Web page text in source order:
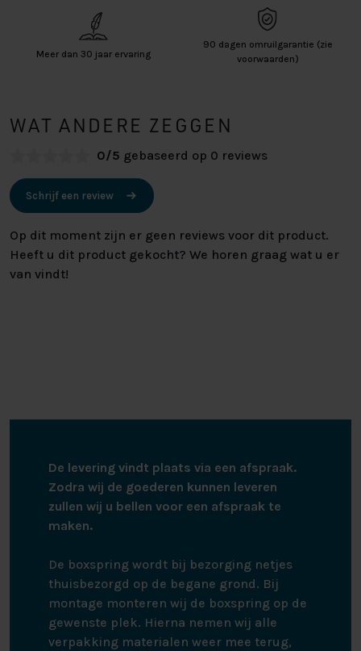
Meer dan 30 jaar ervaring
90 dagen omruilgarantie (zie
voorwaarden)
WAT ANDERE ZEGGEN
0/5 gebaseerd op 0 reviews
Schrijf een review
Op dit moment zijn er geen reviews voor dit product.
Heeft u dit product gekocht? We horen graag wat u er
van vindt!
De levering vindt plaats via een afspraak.
Zodra wij de goederen kunnen leveren
zullen wij u bellen voor een afspraak te
maken.
De boxspring wordt bij bezorging netjes
thuisbezorgd op de begane grond. Bij
montage monteren wij de boxspring op de
gewenste plek. Hierna nemen wij alle
verpakking materialen weer mee terug,